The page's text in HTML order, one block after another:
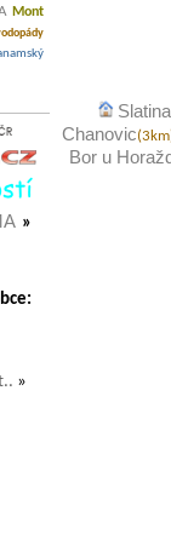
Mont
»
»
Chanovic
Bor u